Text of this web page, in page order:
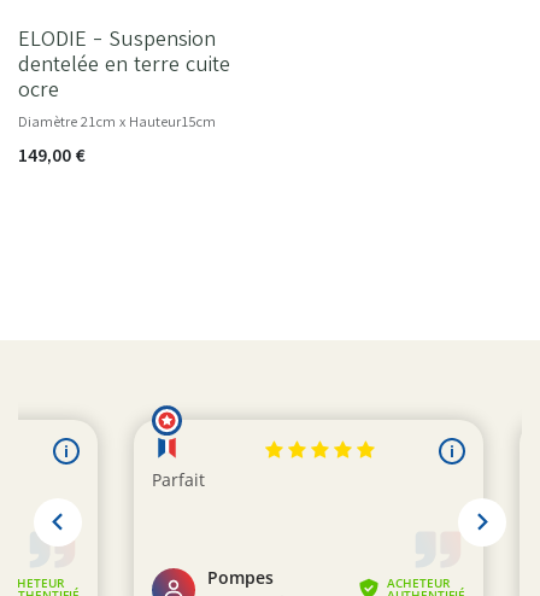
ELODIE - Suspension
dentelée en terre cuite
ocre
Diamètre 21cm x Hauteur15cm
149,00 €